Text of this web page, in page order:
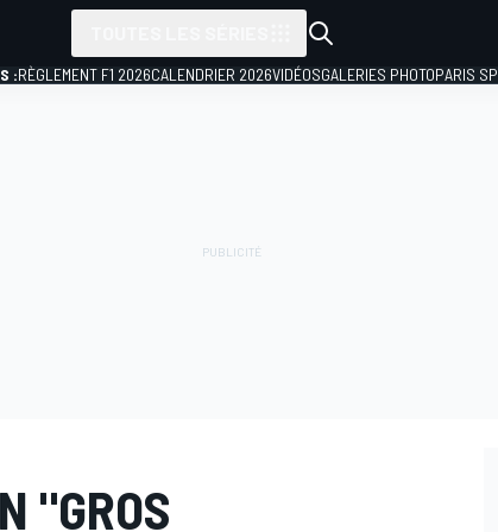
:RÈGLEMENT F1 2026CALENDRIER 2026VIDÉOSGALERIES PHOTOPARIS
"GROS